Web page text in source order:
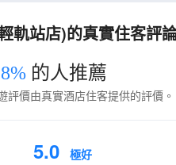
軌站店)的真實住客評
的人推薦
評價由真實酒店住客提供的評價。
5.0 極好